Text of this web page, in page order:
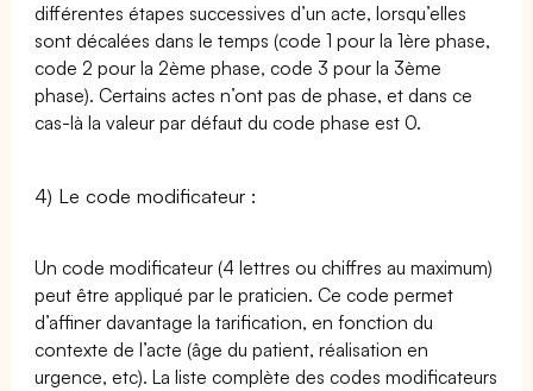
différentes étapes successives d’un acte, lorsqu’elles
sont décalées dans le temps (code 1 pour la 1ère phase,
code 2 pour la 2ème phase, code 3 pour la 3ème
phase). Certains actes n’ont pas de phase, et dans ce
cas-là la valeur par défaut du code phase est 0.
4) Le code modificateur :
Un code modificateur (4 lettres ou chiffres au maximum)
peut être appliqué par le praticien. Ce code permet
d’affiner davantage la tarification, en fonction du
contexte de l’acte (âge du patient, réalisation en
urgence, etc). La liste complète des codes modificateurs